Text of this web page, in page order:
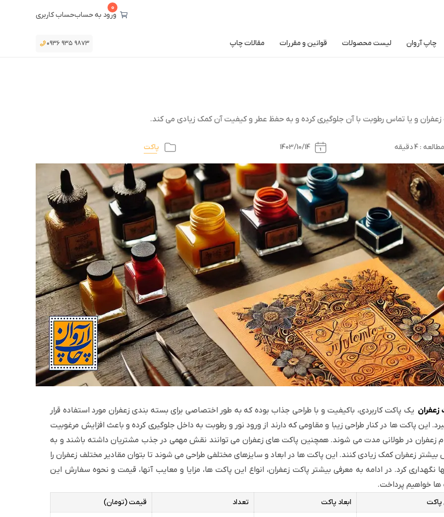
0
ورود به حسابحساب کاربری
چاپ آروان لیست محصولات قوانین و مقررات مقالات چاپ ۰۹۳۶ ۹۳۵ ۹۸۷۳
زعفران و یا تماس رطوبت با آن جلوگیری کرده و به حفظ عطر و کیفیت آن کمک زیادی می کند.
: 4 دقیقه 1403/10/14 پاکت
زعفران یک پاکت کاربردی، باکیفیت و با طراحی جذاب بوده که به طور اختصاصی برای بسته بندی زعفران مورد استفاده قرار
این پاکت ها در کنار طراحی زیبا و مقاومی که دارند از ورود نور و رطوبت به داخل جلوگیری کرده و باعث افزایش مرغوبیت
زعفران در طولانی مدت می شوند. همچنین پاکت های زعفران می توانند نقش مهمی در جذب مشتریان داشته باشند و به
زعفران کمک زیادی کنند. این پاکت ها در ابعاد و سایزهای مختلفی طراحی می شوند تا بتوان مقادیر مختلف زعفران را
نگهداری کرد. در ادامه به معرفی بیشتر پاکت زعفران، انواع این پاکت ها، مزایا و معایب آنها، قیمت و نحوه سفارش این
ها خواهیم پرداخت.
پاکت ابعاد پاکت تعداد قیمت (تومان)